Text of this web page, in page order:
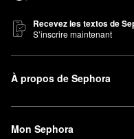
Recevez les textos de
S’inscrire maintenant
À propos de Sephora
Mon Sephora